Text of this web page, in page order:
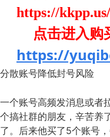
https://kkpp.us/
点击进入购
https://
分散账号降低封号风险
一个账号高频发消息或者
个搞社群的朋友，辛苦养
了。后来他买了5个账号